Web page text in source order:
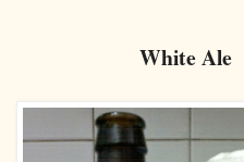
White Ale